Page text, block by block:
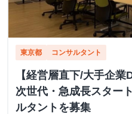
東京都 コンサルタント
【経営層直下/大手企業
次世代・急成長スター
ルタントを募集